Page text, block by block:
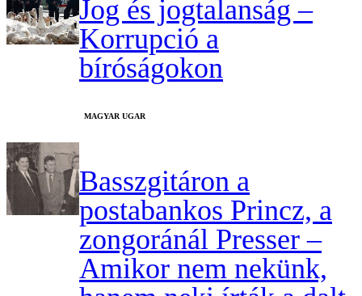
Jog és jogtalanság –
Korrupció a
bíróságokon
MAGYAR UGAR
Basszgitáron a
postabankos Princz, a
zongoránál Presser –
Amikor nem nekünk,